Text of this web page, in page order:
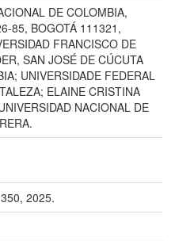
DE COLOMBIA,
85, BOGOTÁ 111321,
FRANCISCO DE
SAN JOSÉ DE CÚCUTA
UNIVERSIDADE FEDERAL
ELAINE CRISTINA
NACIONAL DE
2025.